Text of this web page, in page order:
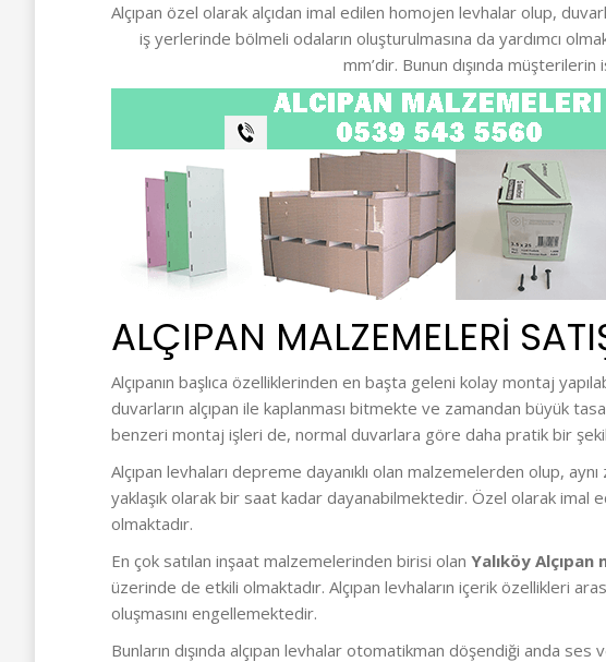
Alçıpan özel olarak alçıdan imal edilen homojen levhalar olup,
iş yerlerinde bölmeli odaların oluşturulmasına da yardımcı
mm’dir. Bunun dışında
ALÇIPAN MALZEMELERI
Alçıpanın başlıca özelliklerinden en başta geleni kolay montaj
duvarların alçıpan ile kaplanması bitmekte ve zamandan büyük
benzeri montaj işleri de, normal duvarlara göre daha pratik bir
Alçıpan levhaları depreme dayanıklı olan malzemelerden olup,
yaklaşık olarak bir saat kadar dayanabilmektedir. Özel olarak imal
olmaktadır.
En çok satılan inşaat malzemelerinden birisi olan Yalıköy Alçıpan
üzerinde de etkili olmaktadır. Alçıpan levhaların içerik özellikleri
oluşmasını engellemektedir.
Bunların dışında alçıpan levhalar otomatikman döşendiği anda ses